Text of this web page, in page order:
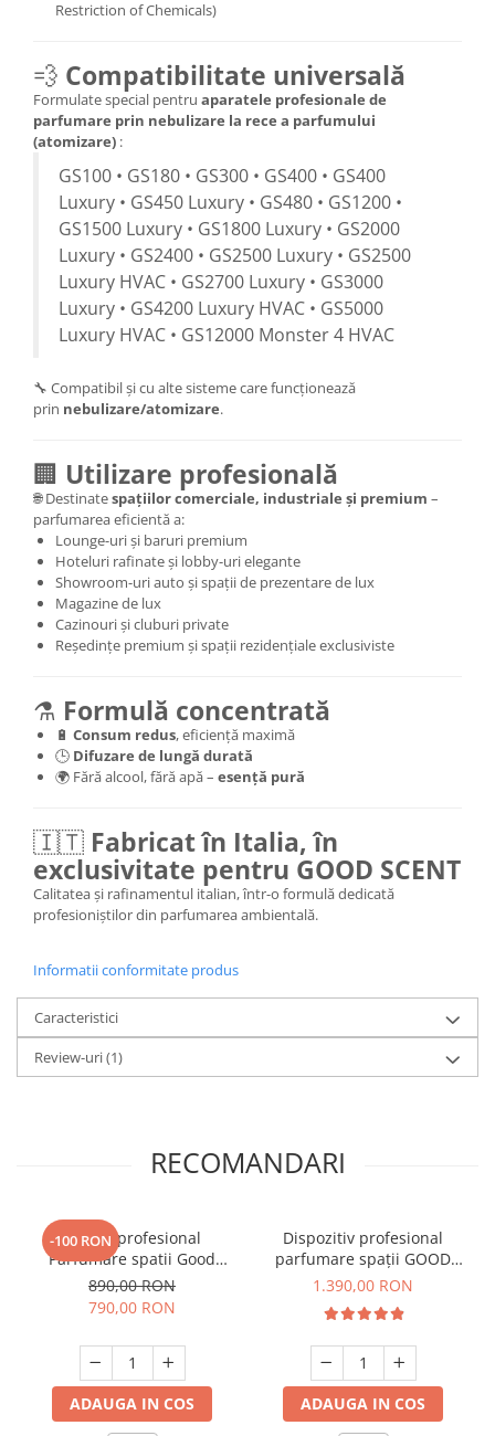
Restriction of Chemicals)
💨 Compatibilitate universală
Formulate special pentru aparatele profesionale de
parfumare prin nebulizare la rece a parfumului
(atomizare) :
GS100 • GS180 • GS300 • GS400 • GS400
Luxury • GS450 Luxury • GS480 • GS1200 •
GS1500 Luxury • GS1800 Luxury • GS2000
Luxury • GS2400 • GS2500 Luxury • GS2500
Luxury HVAC • GS2700 Luxury • GS3000
Luxury • GS4200 Luxury HVAC • GS5000
Luxury HVAC • GS12000 Monster 4 HVAC
🔧 Compatibil și cu alte sisteme care funcționează
prin nebulizare/atomizare.
🏢 Utilizare profesională
🌐 Destinatespațiilor comerciale, industriale și premium –
parfumarea eficientă a:
Lounge-uri și baruri premium
Hoteluri rafinate și lobby-uri elegante
Showroom-uri auto și spații de prezentare de lux
Magazine de lux
Cazinouri și cluburi private
Reședințe premium și spații rezidențiale exclusiviste
⚗️ Formulă concentrată
🔋 Consum redus, eficiență maximă
🕒 Difuzare de lungă durată
🌍 Fără alcool, fără apă – esență pură
🇮🇹 Fabricat în Italia, în
exclusivitate pentru GOOD SCENT
Calitatea și rafinamentul italian, într-o formulă dedicată
profesioniștilor din parfumarea ambientală.
Informatii conformitate produs
Caracteristici
Review-uri(1)
RECOMANDARI
-100 RON
Aparat profesional
Parfumare spatii Good
Scent GS2400, culoare alba
890,00 RON
790,00 RON
ADAUGA IN COS
Dispozitiv profesional
parfumare spații GOOD
SCENT Monolith 1800 -
1.390,00 RON
ADAUGA IN COS